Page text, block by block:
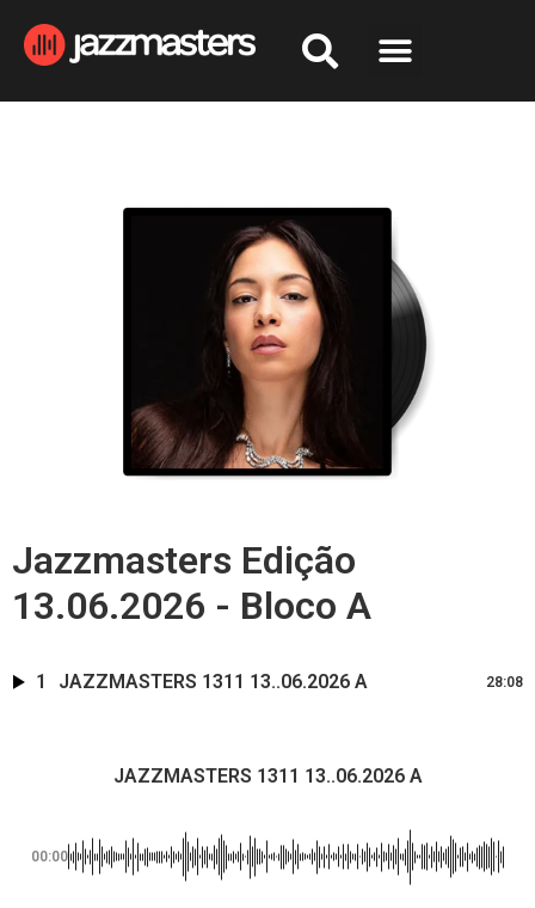
Jazzmasters Edição
13.06.2026 - Bloco A
1 JAZZMASTERS 1311 13..06.2026 A 28:08
JAZZMASTERS 1311 13..06.2026 A
00:00